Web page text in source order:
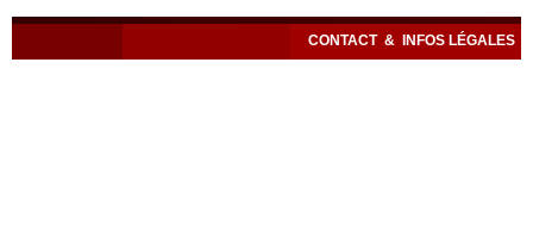
CONTACT & INFOS LÉGALES